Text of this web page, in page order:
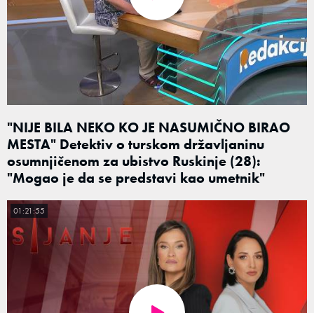
"NIJE BILA NEKO KO JE NASUMIČNO BIRAO
MESTA" Detektiv o turskom državljaninu
osumnjičenom za ubistvo Ruskinje (28):
"Mogao je da se predstavi kao umetnik"
01:21:55